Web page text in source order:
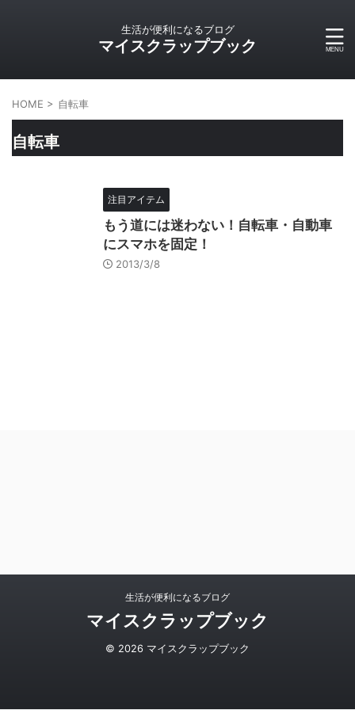
生活が便利になるブログ
マイスクラップブック
HOME > 自転車
自転車
注目アイテム
もう道には迷わない！自転車・自動車
にスマホを固定！
2013/3/8
生活が便利になるブログ
マイスクラップブック
© 2026 マイスクラップブック